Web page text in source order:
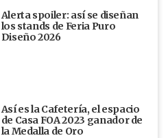
Alerta spoiler: así se diseñan
los stands de Feria Puro
Diseño 2026
Así es la Cafetería, el espacio
de Casa FOA 2023 ganador de
la Medalla de Oro